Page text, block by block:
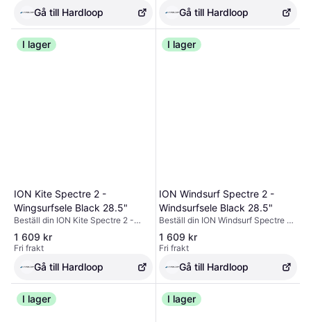
Gå till Hardloop Gå till Hardloop
I lager
ION Kite Spectre 2 -
Wingsurfsele Black 28.5"
Beställ din ION Kite Spectre 2 -
Wingsurfsele Black 28.5" -
utrustning på Hardloop ✓ Fri frakt &
returer ✓ Expertråd
1 609 kr
Fri frakt
Gå till Hardloop
I lager
ION Windsurf Spectre 2 -
Windsurfsele Black 28.5"
Beställ din ION Windsurf Spectre 2
- Windsurfsele Black 28.5" -
utrustning på Hardloop ✓ Fri frakt &
returer ✓ Expertråd
1 609 kr
Fri frakt
Gå till Hardloop
I lager I lager